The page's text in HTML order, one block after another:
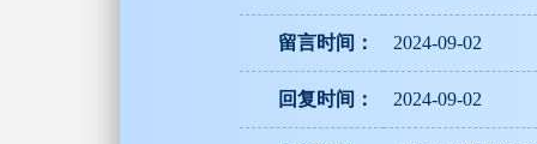
留言时间： 2024-09-02
回复时间： 2024-09-02